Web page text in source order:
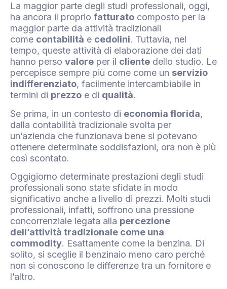
La maggior parte degli studi professionali, oggi,
ha ancora il proprio fatturato composto per la
maggior parte da attività tradizionali
come contabilità e cedolini. Tuttavia, nel
tempo, queste attività di elaborazione dei dati
hanno perso valore per il cliente dello studio. Le
percepisce sempre più come come un servizio
indifferenziato, facilmente intercambiabile in
termini di prezzo e di qualità.
Se prima, in un contesto di economia florida,
dalla contabilità tradizionale svolta per
un’azienda che funzionava bene si potevano
ottenere determinate soddisfazioni, ora non è più
così scontato.
Oggigiorno determinate prestazioni degli studi
professionali sono state sfidate in modo
significativo anche a livello di prezzi. Molti studi
professionali, infatti, soffrono una pressione
concorrenziale legata alla percezione
dell’attività tradizionale come una
commodity. Esattamente come la benzina. Di
solito, si sceglie il benzinaio meno caro perché
non si conoscono le differenze tra un fornitore e
l’altro.